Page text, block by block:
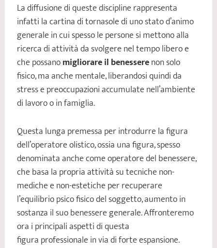
La diffusione di queste discipline rappresenta
infatti la cartina di tornasole di uno stato d’animo
generale in cui spesso le persone si mettono alla
ricerca di attività da svolgere nel tempo libero e
che possanomigliorare il benesserenon solo
fisico, ma anche mentale, liberandosi quindi da
stress e preoccupazioni accumulate nell’ambiente
di lavoro o in famiglia.
Questa lunga premessa per introdurre la figura
dell’operatore olistico, ossia una figura, spesso
denominata anche come operatore del benessere,
che basa la propria attività su tecniche non-
mediche e non-estetiche per recuperare
l’equilibrio psico fisico del soggetto, aumento in
sostanza il suo benessere generale. Affronteremo
ora i principali aspetti di questa
figura professionale in via di forte espansione.